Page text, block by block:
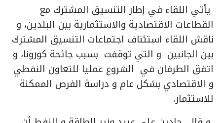
يأتي اللقاء في إطار التنسيق المشترك مع
القطاعات الاقتصادية والاستثمارية بين البلدين، و
ناقش اللقاء استئناف اجتماعات التنسيق المشترك
بين الجانبين و التي توقفت بسبب جائحة كورونا، و
اتفق الطرفان في الشروع عمليا للتعاون النفطي
و الاقتصادي بشكل عام و دراسة الفرص الممكنة
للاستثمار.